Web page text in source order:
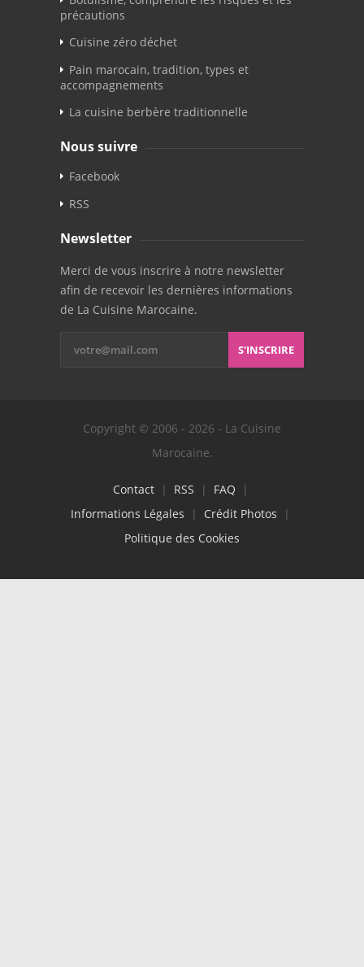
précautions
Cuisine zéro déchet
Pain marocain, tradition, types et
accompagnements
La cuisine berbère traditionnelle
Nous suivre
Facebook
RSS
Newsletter
Merci de vous inscrire à notre newsletter
afin de recevoir les dernières informations
de La Cuisine Marocaine.
S'INSCRIRE
Copyright © 2006 - 2026 - La Cuisine
Marocaine.
Contact| RSS | FAQ |
Informations Légales | Crédit Photos |
Politique des Cookies